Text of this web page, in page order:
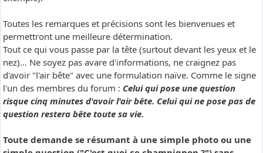
Toutes les remarques et précisions sont les bienvenues et
permettront une meilleure détermination.
Tout ce qui vous passe par la tête (surtout devant les yeux et le
nez)... Ne soyez pas avare d'informations, ne craignez pas
d'avoir "l'air bête" avec une formulation naïve. Comme le signe
l'un des membres du forum : Celui qui pose une question
risque cinq minutes d'avoir l'air bête. Celui qui ne pose pas de
question restera bête toute sa vie.
Toute demande se résumant à une simple photo ou une